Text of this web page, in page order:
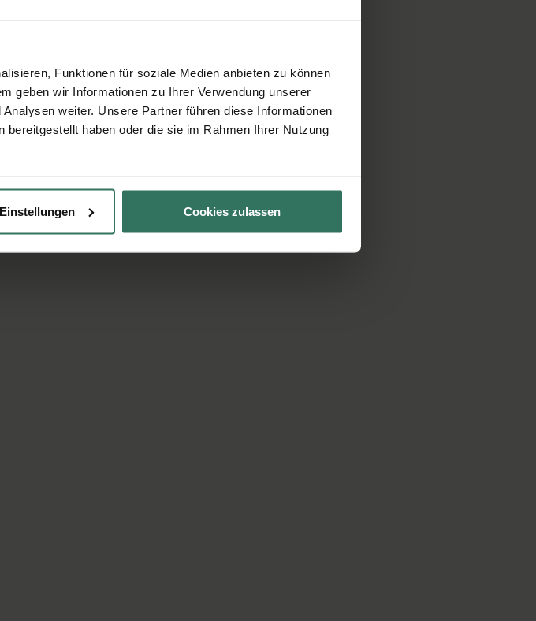
Funktionen für soziale Medien anbieten zu können
geben wir Informationen zu Ihrer Verwendung unserer
weiter. Unsere Partner führen diese Informationen
haben oder die sie im Rahmen Ihrer Nutzung
Cookies zulassen